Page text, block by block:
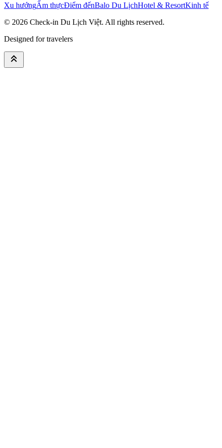
Xu hướngẨm thựcĐiểm đếnBalo Du LịchHotel & ResortKinh tế
© 2026 Check-in Du Lịch Việt. All rights reserved.
Designed for travelers
keyboard_double_arrow_up